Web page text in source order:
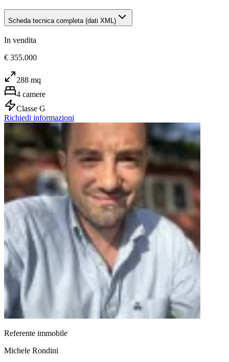
Scheda tecnica completa (dati XML)
In vendita
€ 355.000
288 mq
4 camere
Classe G
Richiedi informazioni
Referente immobile
Michele Rondini